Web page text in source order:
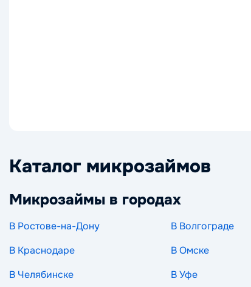
Каталог микрозаймов
Микрозаймы в городах
В Ростове-на-Дону В Волгограде
В Краснодаре
В Омске
В Челябинске
В Уфе